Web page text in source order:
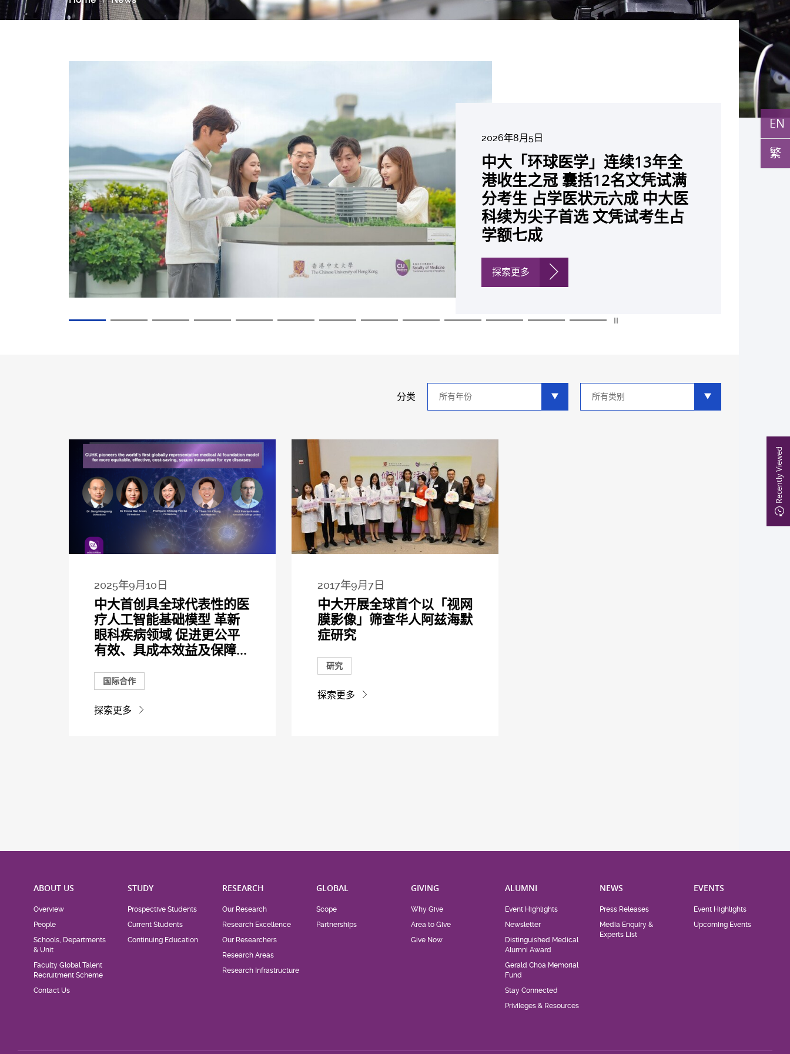
Recently Viewed
EN
繁
2026年8月5日
中大「环球医学」连续13年全
港收生之冠 囊括12名文凭试满
分考生 占学医状元六成 中大医
科续为尖子首选 文凭试考生占
学额七成
探索更多
2026年7月27日
中大成立崭新 ITECH医疗科技
评估平台 推动健康经济分析及
价值医疗
中大研发「AI-OCT」系统助测
糖尿黄斑水肿 假阳性转介个案
锐减六成 缩短患者轮候诊症时
间
探索更多
中大黄秀娟教授获颁中国工程界
最高荣誉「光华工程科技奖」
成为今届医药衞生领域唯一香港
学者
探索更多
中大新设「香港中文大学凤凰奖
学金」嘉许公开试状元 鼓励学
医状元走出课堂放眼世界 装备
21世纪妙手仁医
探索更多
中大全新一站式PGT-Plus方案
精准辨识传统检测中复杂基因异
常「盲点」 降低人工受孕流产
及异常妊娠风险
探索更多
2026年6月22日
中大发现青光眼治疗新靶点 小
鼠实验证实可恢复七成视力 有
助开创崭新神经保护疗法
探索更多
2026年6月17日
中大成功拆解肝癌免疫治疗耐药
性机制 揭一种免疫细胞具「除
废喂食」新功能助癌细胞耐药性
探索更多
2026年6月10日
中大与多名全球专家共同牵头跨
国肺癌研究 逾半晚期ALK阳性
肺癌病人七年无恶化 因特定基
因异常而引起的肺癌有望变成
「慢性病」 患者可与病共存
探索更多
2026年6月5日
中大教授陈重娥获颁「清野裕杰
出领袖奖」 成为本港首名学者
荣膺亚洲糖尿病教研最高荣誉
探索更多
2026年6月2日
中大汇聚逾200位区域专家 探讨
私人医疗保险如何推动全民健康
覆盖
探索更多
2026年5月19日
中大张源津医生成首位亚洲研究
员 荣获国际泌尿科权威奖项
John K. Lattimer 讲座奖
探索更多
2026年5月14日
中大取得「从实验室到临床应
用」研究突破 初步证实GLP-1
药物可改善严重中风康复情况
探索更多
分类
类
分
2025年9月10日
中大首创具全球代表性的医
疗人工智能基础模型 革新
眼科疾病领域 促进更公平
有效、具成本效益及保障...
国际合作
探索更多
2017年9月7日
中大开展全球首个以「视网
膜影像」筛查华人阿兹海默
症研究
研究
探索更多
ABOUT US
Overview
People
Schools, Departments
& Unit
Faculty Global Talent
Recruitment Scheme
Contact Us
STUDY
Prospective Students
Current Students
Continuing Education
RESEARCH
Our Research
Research Excellence
Our Researchers
Research Areas
Research Infrastructure
GLOBAL
Scope
Partnerships
GIVING
Why Give
Area to Give
Give Now
ALUMNI
Event Highlights
Newsletter
Distinguished Medical
Alumni Award
Gerald Choa Memorial
Fund
Stay Connected
Privileges & Resources
NEWS
Press Releases
Media Enquiry &
Experts List
EVENTS
Event Highlights
Upcoming Events